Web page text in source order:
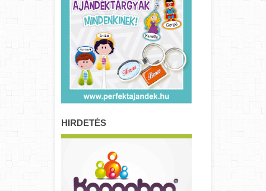
HIRDETÉS